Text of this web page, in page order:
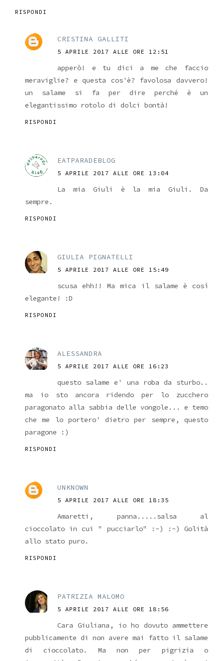
RISPONDI
CRISTINA GALLITI
5 APRILE 2017 ALLE ORE 12:51
apperò! e tu dici a me che faccio
meraviglie? e questa cos'è? favolosa davvero!
un salame si fa per dire perché è un
elegantissimo rotolo di dolci bontà!
RISPONDI
EATPARADEBLOG
5 APRILE 2017 ALLE ORE 13:04
La mia Giuli è la mia Giuli. Da
sempre.
RISPONDI
GIULIA PIGNATELLI
5 APRILE 2017 ALLE ORE 15:49
scusa ehh!! Ma mica il salame è così
elegante! :D
RISPONDI
ALESSANDRA
5 APRILE 2017 ALLE ORE 16:23
questo salame e' una roba da sturbo..
ma io sto ancora ridendo per lo zucchero
paragonato alla sabbia delle vongole... e temo
che me lo portero' dietro per sempre, questo
paragone :)
RISPONDI
UNKNOWN
5 APRILE 2017 ALLE ORE 18:35
Amaretti, panna.....salsa al
cioccolato in cui " pucciarlo" :-) :-) Golità
allo stato puro.
RISPONDI
PATRIZIA MALOMO
5 APRILE 2017 ALLE ORE 18:56
Cara Giuliana, io ho dovuto ammettere
pubblicamente di non avere mai fatto il salame
di cioccolato. Ma non per pigrizia o